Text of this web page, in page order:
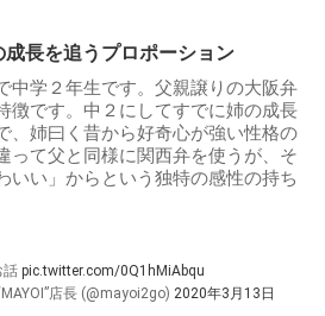
長を追うプロポーション
中学２年生です。父親譲りの大阪弁
徴です。中２にしてすでに姉の成長
、姉曰く昔から好奇心が強い性格の
って父と同様に関西弁を使うが、そ
いい」からという独特の感性の持ち
話 pic.twitter.com/0Q1hMiAbqu
店長 (@mayoi2go) 2020年3月13日